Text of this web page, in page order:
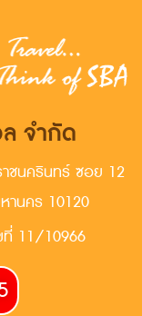
ล จำกัด
ชนครินทร์ ซอย 12
านคร 10120
ที่ 11/10966